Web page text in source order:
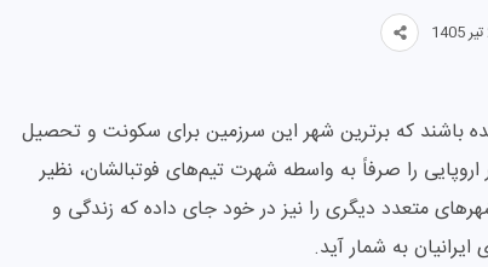
باشند که برترین شهر این سرزمین برای سکونت و تحصیل
را صرفاً به واسطه شهرت تیم‌های فوتبالشان، نظیر
متعدد دیگری را نیز در خود جای داده که زندگی و
به شمار آید.